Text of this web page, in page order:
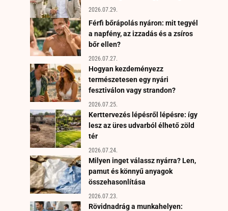
2026.07.29.
Férfi bőrápolás nyáron: mit tegyél
a napfény, az izzadás és a zsíros
bőr ellen?
2026.07.27.
Hogyan kezdeményezz
természetesen egy nyári
fesztiválon vagy strandon?
2026.07.25.
Kerttervezés lépésről lépésre: így
lesz az üres udvarból élhető zöld
tér
2026.07.24.
Milyen inget válassz nyárra? Len,
pamut és könnyű anyagok
összehasonlítása
2026.07.23.
Rövidnadrág a munkahelyen: